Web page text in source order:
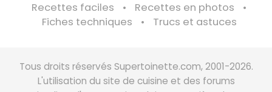
Recettes faciles
Recettes en photos
Fiches techniques
Trucs et astuces
Tous droits réservés Supertoinette.com, 2001-2026.
L'utilisation du site de cuisine et des forums